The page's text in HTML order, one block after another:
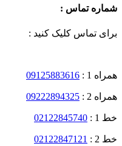
شماره تماس :
برای تماس کلیک کنید :
همراه 1 : 09125883616
همراه 2 : 09222894325
خط 1 : 02122845740
خط 2 : 02122847121